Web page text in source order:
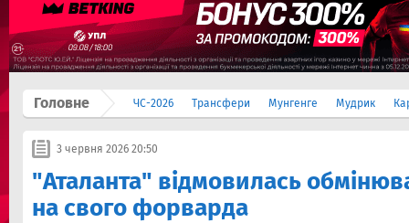
Головне ЧС-2026 Трансфери Мунгенге Мудрик
3 червня 2026 20:50
"Аталанта" відмовилась
на свого форварда